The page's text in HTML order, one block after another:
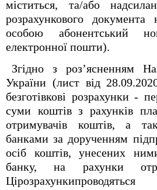
міститься, та/або
розрахункового
особою абонентський
електронної пошти).
Згідно з роз’ясненням
України (лист від
безготівкові розрахунки -
суми коштів з рахунків
отримувачів коштів, а
банками за дорученням
осіб коштів, унесених
банку, на рахунки